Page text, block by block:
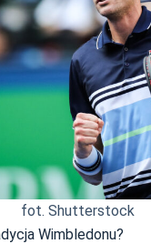
fot. Shutterstock
Wimbledonu?